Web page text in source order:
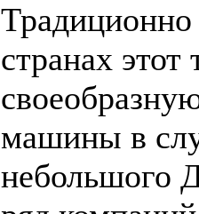
Традиционно
странах этот
машины в
небольшого